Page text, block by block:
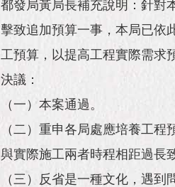
都發局黃局長補充說明：針對
擊致追加預算一事，本局已依
工預算，以提高工程實際需求
決議：
（一）本案通過。
（二）重申各局處應培養工
與實際施工兩者時程相距過長
（三）反省是一種文化，遇